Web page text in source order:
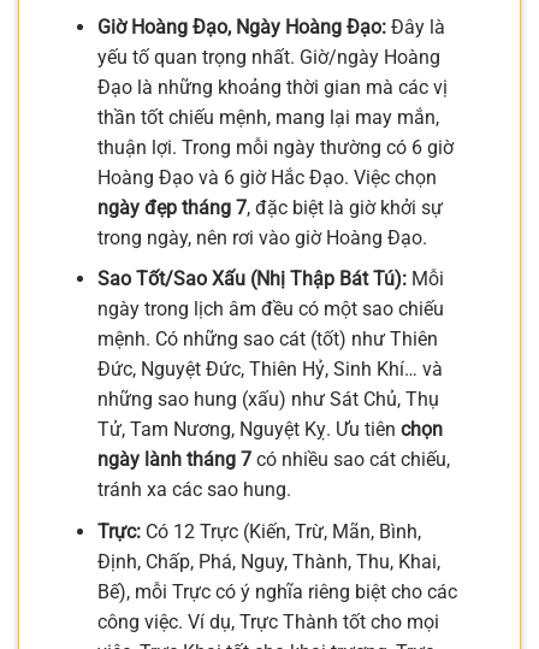
Giờ Hoàng Đạo, Ngày Hoàng Đạo:Đây là
yếu tố quan trọng nhất. Giờ/ngày Hoàng
Đạo là những khoảng thời gian mà các vị
thần tốt chiếu mệnh, mang lại may mắn,
thuận lợi. Trong mỗi ngày thường có 6 giờ
Hoàng Đạo và 6 giờ Hắc Đạo. Việc chọn
ngày đẹp tháng 7, đặc biệt là giờ khởi sự
trong ngày, nên rơi vào giờ Hoàng Đạo.
Sao Tốt/Sao Xấu (Nhị Thập Bát Tú):Mỗi
ngày trong lịch âm đều có một sao chiếu
mệnh. Có những sao cát (tốt) như Thiên
Đức, Nguyệt Đức, Thiên Hỷ, Sinh Khí… và
những sao hung (xấu) như Sát Chủ, Thụ
Tử, Tam Nương, Nguyệt Kỵ. Ưu tiên chọn
ngày lành tháng 7có nhiều sao cát chiếu,
tránh xa các sao hung.
Trực:Có 12 Trực (Kiến, Trừ, Mãn, Bình,
Định, Chấp, Phá, Nguy, Thành, Thu, Khai,
Bế), mỗi Trực có ý nghĩa riêng biệt cho các
công việc. Ví dụ, Trực Thành tốt cho mọi